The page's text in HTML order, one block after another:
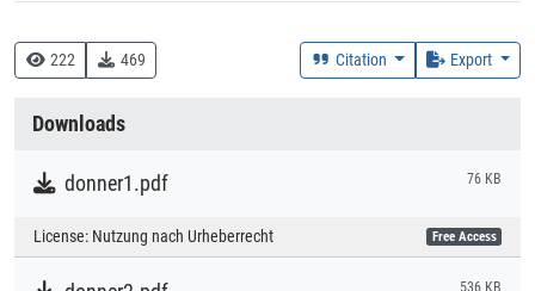
222 469 Citation Export
Downloads
donner1.pdf 76 KB
License: Nutzung nach Urheberrecht Free Access
536 KB
Research
Collections